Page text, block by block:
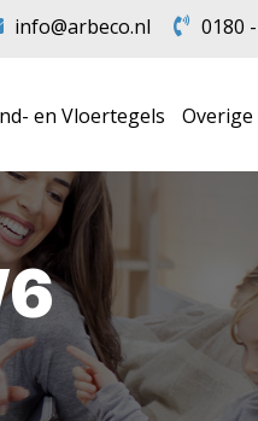
info@arbeco.nl 0180
en Vloertegels